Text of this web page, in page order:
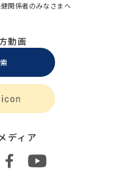
関係者のみなさまへ
動画
ディア